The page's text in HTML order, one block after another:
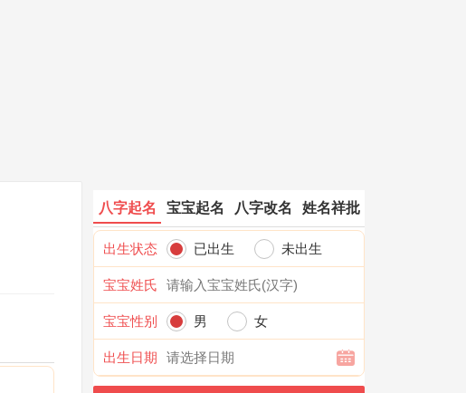
八字起名 宝宝起名 八字改名 姓名祥批
出生状态 已出生 未出生
宝宝姓氏
宝宝性别 男 女
出生日期